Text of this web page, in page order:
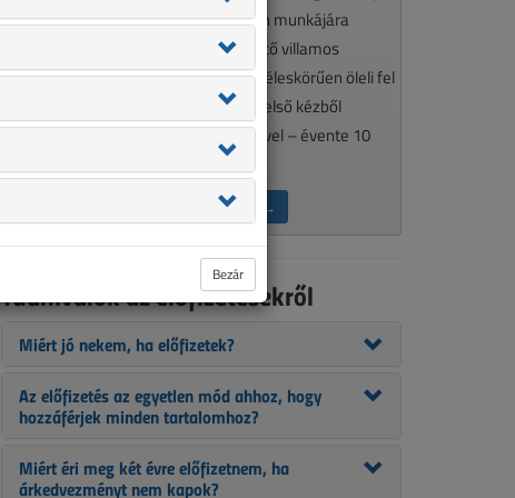
nélkülözhetetlen olvasmánya minden munkájára
igényes, a szakma aktualitásait követő villamos
szakembereknek. A VL tematikája széleskörűen öleli fel
a szakmánkat érintő kérdéseket, így első kézből
tájékozódhat szakcikkeink segítségével – évente 10
ÉRDEKEL AZ ELŐFIZETÉS →
Tudnivalók az előfizetésekről
Miért jó nekem, ha előfizetek?
Az előfizetés az egyetlen mód ahhoz, hogy
hozzáférjek minden tartalomhoz?
Miért éri meg két évre előfizetnem, ha
árkedvezményt nem kapok?
Bezár